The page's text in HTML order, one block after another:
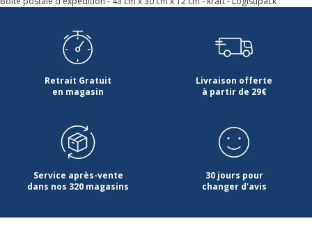
Retrait Gratuit
en magasin
Livraison offerte
à partir de 29€
Service après-vente
dans nos 320 magasins
30 jours pour
changer d'avis